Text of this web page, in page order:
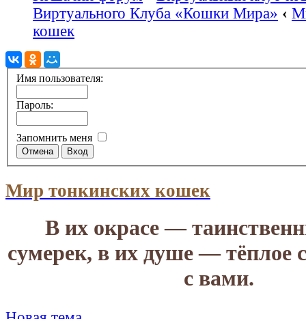
Виртуального Клуба «Кошки Мира» ‹
кошек
Имя пользователя:
Пароль:
Запомнить меня
Мир тонкинских кошек
В их окрасе —
сумерек, в их душе — тёплое
с вами.